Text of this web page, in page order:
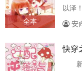
全本
以泽
为她
安
快穿